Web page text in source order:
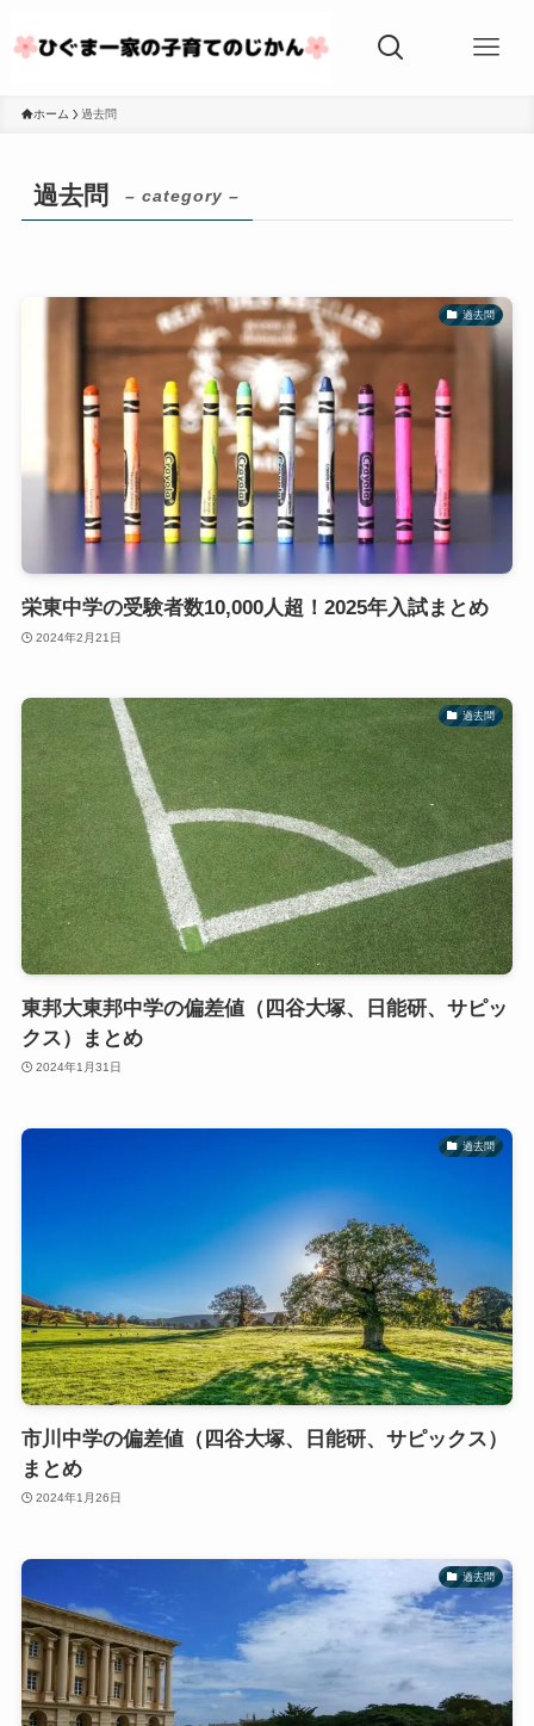
ホーム 過去問
過去問 – category –
過去問
栄東中学の受験者数10,000人超！2025年入試まとめ
2024年2月21日
過去問
東邦大東邦中学の偏差値（四谷大塚、日能研、サピッ
クス）まとめ
2024年1月31日
過去問
市川中学の偏差値（四谷大塚、日能研、サピックス）
まとめ
2024年1月26日
過去問